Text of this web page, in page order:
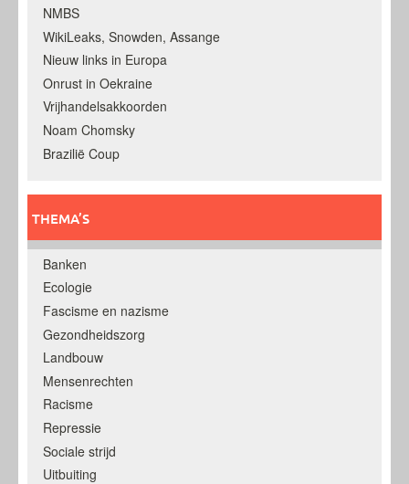
NMBS
WikiLeaks, Snowden, Assange
Nieuw links in Europa
Onrust in Oekraine
Vrijhandelsakkoorden
Noam Chomsky
Brazilië Coup
THEMA’S
Banken
Ecologie
Fascisme en nazisme
Gezondheidszorg
Landbouw
Mensenrechten
Racisme
Repressie
Sociale strijd
Uitbuiting